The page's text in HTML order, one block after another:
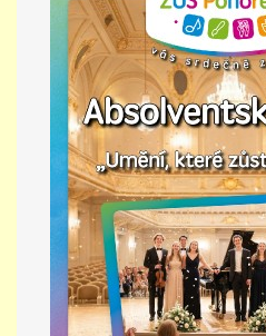
DOTACE
GDPR
ZUŠ
Školní
691 23